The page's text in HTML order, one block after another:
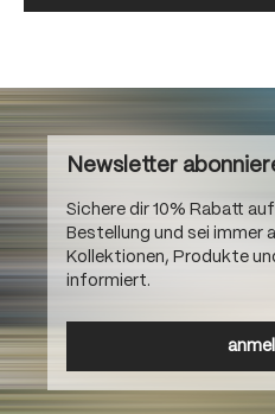
Newsletter
Sichere dir 10% Rabatt
Bestellung und sei immer
Kollektionen, Produkte
informiert.